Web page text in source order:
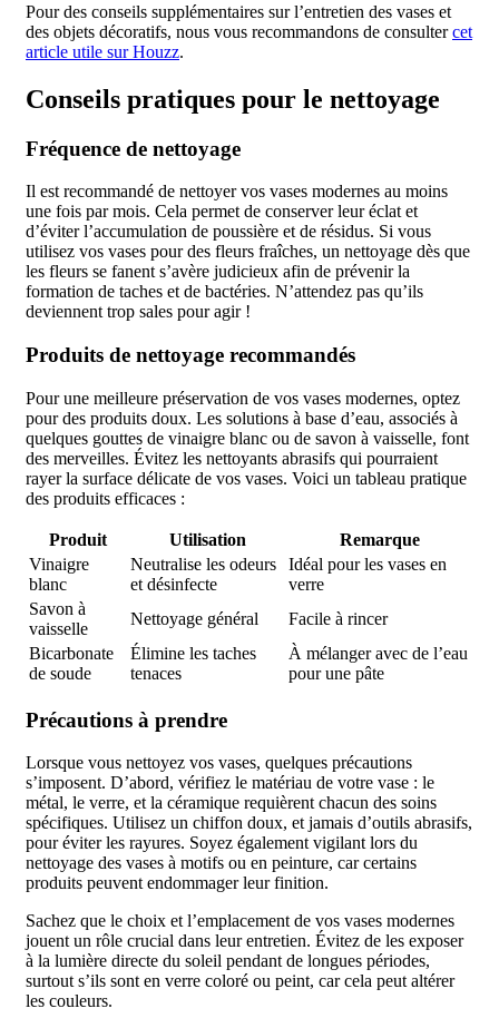
Pour des conseils supplémentaires sur l’entretien des vases et
des objets décoratifs, nous vous recommandons de consultercet
article utile sur Houzz.
Conseils pratiques pour le nettoyage
Fréquence de nettoyage
Il est recommandé de nettoyer vos vases modernes au moins
une fois par mois. Cela permet de conserver leur éclat et
d’éviter l’accumulation de poussière et de résidus. Si vous
utilisez vos vases pour des fleurs fraîches, un nettoyage dès que
les fleurs se fanent s’avère judicieux afin de prévenir la
formation de taches et de bactéries. N’attendez pas qu’ils
deviennent trop sales pour agir !
Produits de nettoyage recommandés
Pour une meilleure préservation de vos vases modernes, optez
pour des produits doux. Les solutions à base d’eau, associés à
quelques gouttes de vinaigre blanc ou de savon à vaisselle, font
des merveilles. Évitez les nettoyants abrasifs qui pourraient
rayer la surface délicate de vos vases. Voici un tableau pratique
des produits efficaces :
Produit Utilisation
Remarque
Vinaigre
blanc
Neutralise les odeurs
et désinfecte
Idéal pour les vases en
verre
Savon à
vaisselle
Nettoyage général
Facile à rincer
Bicarbonate
de soude
Élimine les taches
tenaces
À mélanger avec de l’eau
pour une pâte
Précautions à prendre
Lorsque vous nettoyez vos vases, quelques précautions
s’imposent. D’abord, vérifiez le matériau de votre vase : le
métal, le verre, et la céramique requièrent chacun des soins
spécifiques. Utilisez un chiffon doux, et jamais d’outils abrasifs,
pour éviter les rayures. Soyez également vigilant lors du
nettoyage des vases à motifs ou en peinture, car certains
produits peuvent endommager leur finition.
Sachez que le choix et l’emplacement de vos vases modernes
jouent un rôle crucial dans leur entretien. Évitez de les exposer
à la lumière directe du soleil pendant de longues périodes,
surtout s’ils sont en verre coloré ou peint, car cela peut altérer
les couleurs.